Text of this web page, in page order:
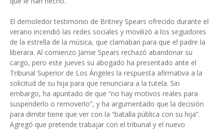
El demoledor testimonio de Britney Spears ofrecido durante el
verano incendió las redes sociales y movilizó a los seguidores
de la estrella de la música, que clamaban para que el padre la
liberara. Al comienzo Jamie Spears rechazó abandonar su
cargo, pero este jueves su abogado ha presentado ante el
Tribunal Superior de Los Ángeles la respuesta afirmativa a la
solicitud de su hija para que renunciara a la tutela. Sin
embargo, ha apuntado de que “no hay motivos reales para
suspenderlo o removerlo”, y ha argumentado que la decisión
para dimitir tiene que ver con la “batalla pública con su hija”.
Agregó que pretende trabajar con el tribunal y el nuevo